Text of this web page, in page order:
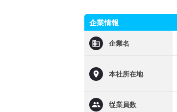
企業情報
企業名
本社所在地
従業員数